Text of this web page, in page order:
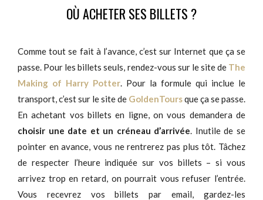
OÙ ACHETER SES BILLETS ?
Comme tout se fait à l’avance, c’est sur Internet que ça se
passe. Pour les billets seuls, rendez-vous sur le site de The
Making of Harry Potter. Pour la formule qui inclue le
transport, c’est sur le site de GoldenToursque ça se passe.
En achetant vos billets en ligne, on vous demandera de
choisir une date et un créneau d’arrivée. Inutile de se
pointer en avance, vous ne rentrerez pas plus tôt. Tâchez
de respecter l’heure indiquée sur vos billets – si vous
arrivez trop en retard, on pourrait vous refuser l’entrée.
Vous recevrez vos billets par email, gardez-les